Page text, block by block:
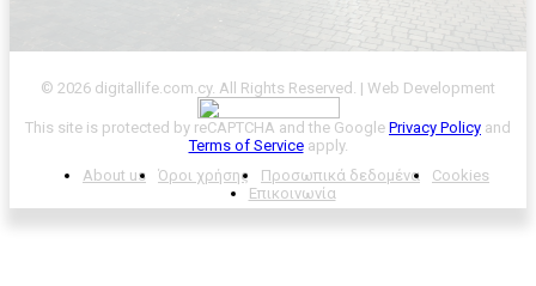
© 2026 digitallife.com.cy. All Rights Reserved. | Web Development
This site is protected by reCAPTCHA and the Google Privacy Policy and
Terms of Serviceapply.
About us
Όροι χρήσης Προσωπικά δεδομένα
Cookies
Επικοινωνία